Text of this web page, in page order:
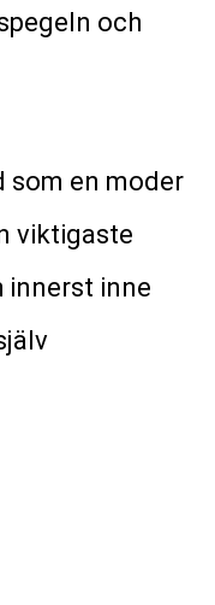
och
som en moder
viktigaste
innerst inne